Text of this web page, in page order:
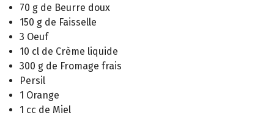
70 g de Beurre doux
150 g de Faisselle
3 Oeuf
10 cl de Crème liquide
300 g de Fromage frais
Persil
1 Orange
1 cc de Miel